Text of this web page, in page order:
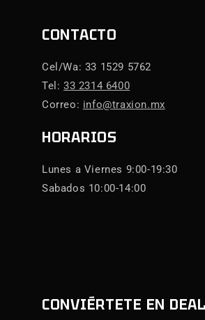
CONTACTO
Cel/Wa: 33 1529 5762
Tel:33 2314 6400
Correo: info@traxion.mx
HORARIOS
Lunes a Viernes 9:00-19:30
Sabados 10:00-14:00
CONVIÉRTETE EN